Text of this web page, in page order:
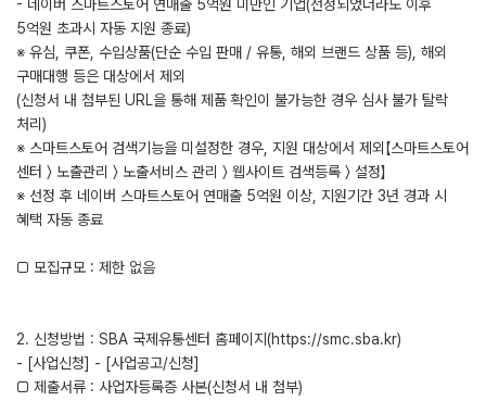
- 네이버 스마트스토어 연매출 5억원 미만인 기업(선정되었더라도 이후
5억원 초과시 자동 지원 종료)
※ 유심, 쿠폰, 수입상품(단순 수입 판매 / 유통, 해외 브랜드 상품 등), 해외
구매대행 등은 대상에서 제외
(신청서 내 첨부된 URL을 통해 제품 확인이 불가능한 경우 심사 불가 탈락
처리)
※ 스마트스토어 검색기능을 미설정한 경우, 지원 대상에서 제외【스마트스토어
센터 〉 노출관리 〉 노출서비스 관리 〉 웹사이트 검색등록 〉 설정】
※ 선정 후 네이버 스마트스토어 연매출 5억원 이상, 지원기간 3년 경과 시
혜택 자동 종료
□ 모집규모 : 제한 없음
2. 신청방법 : SBA 국제유통센터 홈페이지(https://smc.sba.kr)
- [사업신청] - [사업공고/신청]
□ 제출서류 : 사업자등록증 사본(신청서 내 첨부)